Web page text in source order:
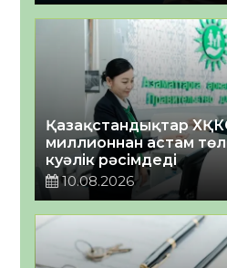
Қазақстандықтар
миллионнан астам
куәлік рәсімдеді
10.08.2026